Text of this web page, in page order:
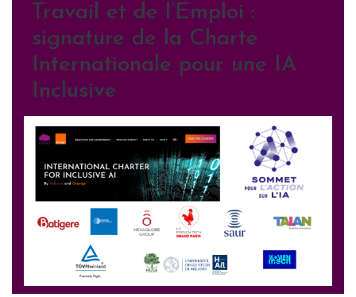
Travail et de l’Emploi :
signature de la Charte
Internationale pour une IA
Inclusive